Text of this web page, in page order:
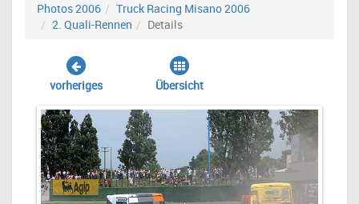
Photos 2006
Truck Racing Misano 2006
2. Quali-Rennen
Details
vorheriges Übersicht